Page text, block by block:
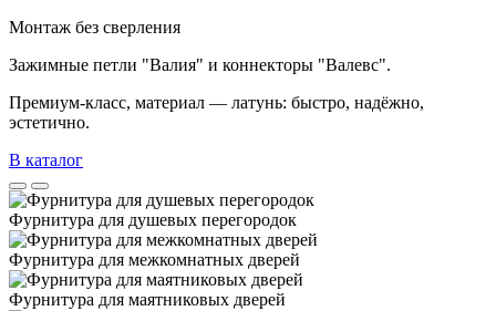
Монтаж без сверления
Зажимные петли "Валия" и коннекторы "Валевс".
Премиум‑класс, материал — латунь: быстро, надёжно,
эстетично.
В каталог
Фурнитура для душевых перегородок
Фурнитура для межкомнатных дверей
Фурнитура для маятниковых дверей